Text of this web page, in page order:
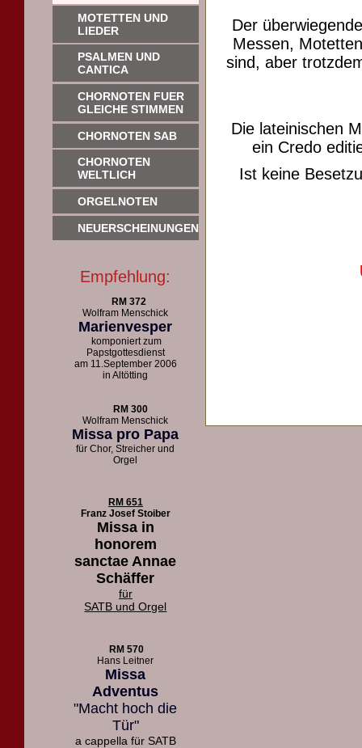
MOTETTEN UND
LIEDER
PSALMEN UND
CANTICA
CHORNOTEN FUER
GLEICHE STIMMEN
CHORNOTEN SAB
CHORNOTEN
WELTLICH
ORGELNOTEN
NEUERSCHEINUNGEN
Empfehlung:
RM 372
Wolfram Menschick
Marienvesper
komponiert zum
Papstgottesdienst
am 11.September 2006
in Altötting
RM 300
Wolfram Menschick
Missa pro Papa
für Chor, Streicher und
Orgel
RM 651
Franz Josef Stoiber
Missa in
honorem
sanctae Annae
Schäffer
für
SATB und Orgel
RM 570
Hans Leitner
Missa
Adventus
"Macht hoch die
Tür"
a cappella für SATB
Der
Messen,
sind, aber
Die lateinischen
ein Credo
Ist keine